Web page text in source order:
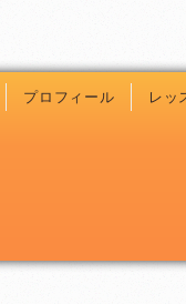
プロフィール レッ